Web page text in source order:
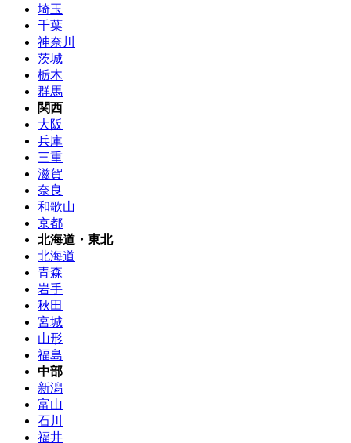
埼玉
千葉
神奈川
茨城
栃木
群馬
関西
大阪
兵庫
三重
滋賀
奈良
和歌山
京都
北海道・東北
北海道
青森
岩手
秋田
宮城
山形
福島
中部
新潟
富山
石川
福井